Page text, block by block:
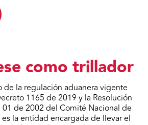
como trillador
de la regulación aduanera vigente
1165 de 2019 y la Resolución
de 2002 del Comité Nacional de
la entidad encargada de llevar el